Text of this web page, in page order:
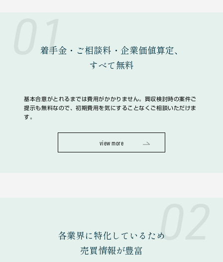
01
着手金・ご相談料・企業価値算定、
すべて無料
基本合意がとれるまでは費用がかかりません。買収検討時の案件ご
提示も無料なので、初期費用を気にすることなくご相談いただけま
す。
view more
02
各業界に特化しているため
売買情報が豊富